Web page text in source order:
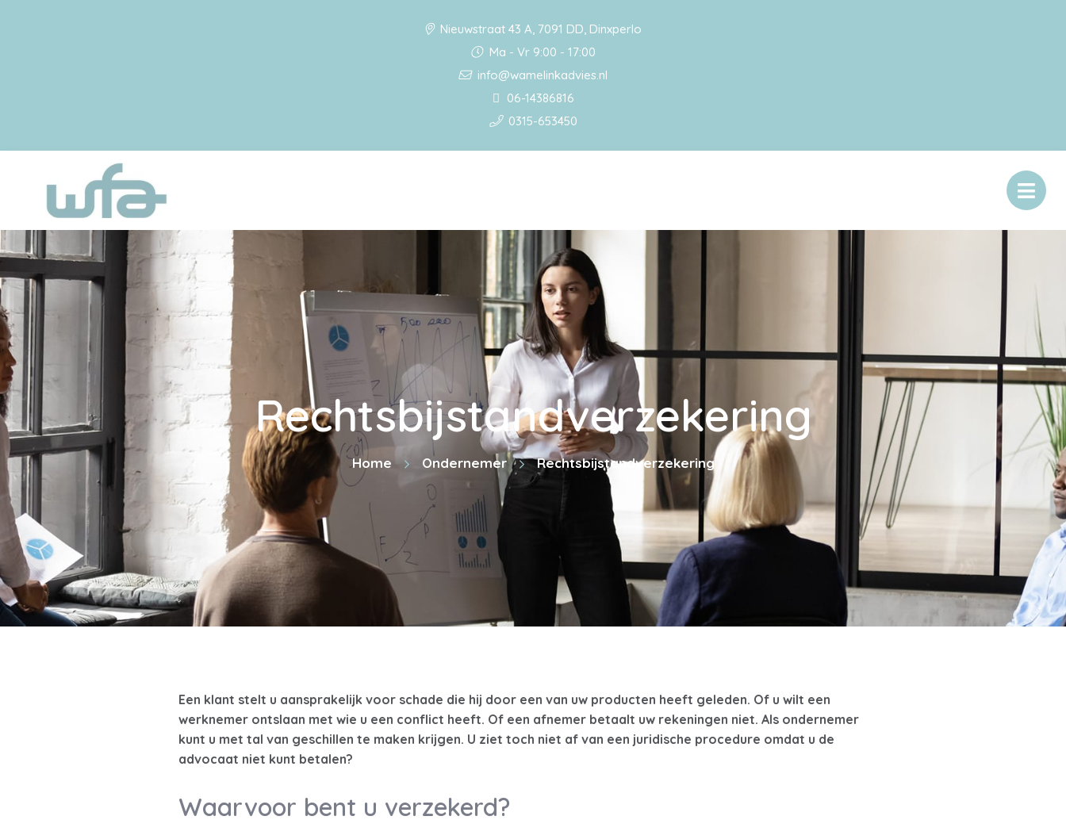
Nieuwstraat 43 A, 7091 DD, Dinxperlo
Ma - Vr 9:00 - 17:00
info@wamelinkadvies.nl
06-14386816
0315-653450
Rechtsbijstandverzekering
Home Ondernemer Rechtsbijstandverzekering
Een klant stelt u aansprakelijk voor schade die hij door een van uw producten heeft geleden. Of u wilt een
werknemer ontslaan met wie u een conflict heeft. Of een afnemer betaalt uw rekeningen niet. Als ondernemer
kunt u met tal van geschillen te maken krijgen. U ziet toch niet af van een juridische procedure omdat u de
advocaat niet kunt betalen?
Waarvoor bent u verzekerd?